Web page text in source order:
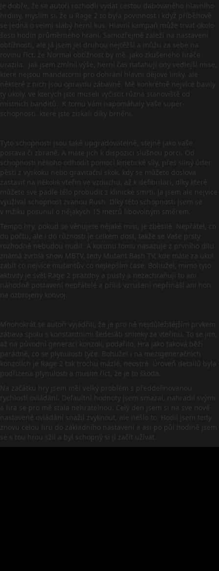
Je dobře, že se autoři rozhodli vydat cestou dabovaného hlavního
hrdiny, myslím si, že u Rage 2 to byla povinnost i když příběhově
se jedná o velmi slabý herní kus. Hlavní kampaň může trvat okolo
šesti hodin průměrného hraní. Samozřejmě záleží na nastavení
obtížnosti, ale já jsem jel druhou nejtěžší a můžu za sebe na
rovinu říct, že Normal obtížnost by mě, jako zkušeného hráče
urazila. Jak jsem zmínil výše, herní čas natahují ony vedlejší mise,
které nejsou mandatorní pro dohrání hlavní dějové linky, ale
některé z nich jsou opravdu zábavné. Mě konkrétně nejvíce bavily
ty úkoly, ve kterých jste museli vyčistit různá stanoviště od
místních banditů. K tomu Vám napomáhaly Vaše super-
schopnosti, které jste získali díky brnění.
Tyto schopnosti jsou také upgradovatelné, stejně jako vaše
postava či zbraně. A máte jich k dispozici slušnou porci. Od
schopnosti někoho odhodit pomocí kinetické síly, přes silný úder
pěstí z výskoku nebo gravitační skok, kdy se můžete doslova
zastavit na několik vteřin ve vzduchu, až k defibrilaci, díky které
můžete své padlé tělo probudit z klinické smrti. Já jsem ale nejvíce
využíval schopnost zvanou Rush. Díky této schopnosti jsem se
v mžiku posunul o nějakých 15 metrů libovolným směrem.
Tempo hry, pokud se věnujete nějaké misi, je zběsilé. Nepřátel, co
do počtu, ale i do různosti je celkem dost, takže se Vaše prsty
rozhodně nebudou nudit. A korunu tomu nasazuje z prvního dílu
známá zvrhlá show MBTV, tedy Mutant Bash TV, kde máte za úkol
zabít co nejvíce mutantův co nejlepším čase. Bohužel, mimo tyto
aktivity je svět Rage 2 prázdný a pustý a nezachraňují to ani
náhodně postavení nepřátelé a příliš vzrušení nepřináší ani hon
na ozbrojený konvoj.
Mnohokrát se autoři vyjádřili, že je pro ně nejdůležitějším prvkem
zábava spolu s konstantními šedesáti snímky za vteřinu. To se jim,
až na původní generaci konzolí, podařilo. Hra jako taková běží
parádně, co se plynulosti týče. Bohužel i na mezigeneračních
konzolích je Rage 2 tak trochu mázlé, neostré. Úroveň detailů byla
podřízena plynulosti a musím říct, že je to škoda.
Na začátku hry jsem měl velký problém s předdefinovanou
rychlostí ovládání. Defaultní hodnoty jsem smazal, nahradil svými
a hra se pro mě stala nehratelnou. Celý den jsem si na své nově
nastavené ovládání snažil zvyknout, ale nešlo to. Hodil jsem tedy
znovu celou hru do základního nastavení a asi po půl hodině jsem
se s tou hrou sžil a byl schopný si jí začít užívat.